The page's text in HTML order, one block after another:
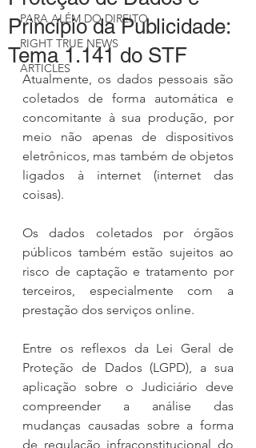
PARA ALÉM DO DIREITO
RIGHT TRUE NEWS
ARTICLES
Princípio da Publicidade:
Tema 1.141 do STF
Atualmente, os dados pessoais são
coletados de forma automática e
concomitante à sua produção, por
meio não apenas de dispositivos
eletrônicos, mas também de objetos
ligados à internet (internet das
coisas).
Os dados coletados por órgãos
públicos também estão sujeitos ao
risco de captação e tratamento por
terceiros, especialmente com a
prestação dos serviços online.
Entre os reflexos da Lei Geral de
Proteção de Dados (LGPD), a sua
aplicação sobre o Judiciário deve
compreender a análise das
mudanças causadas sobre a forma
de regulação infraconstitucional do